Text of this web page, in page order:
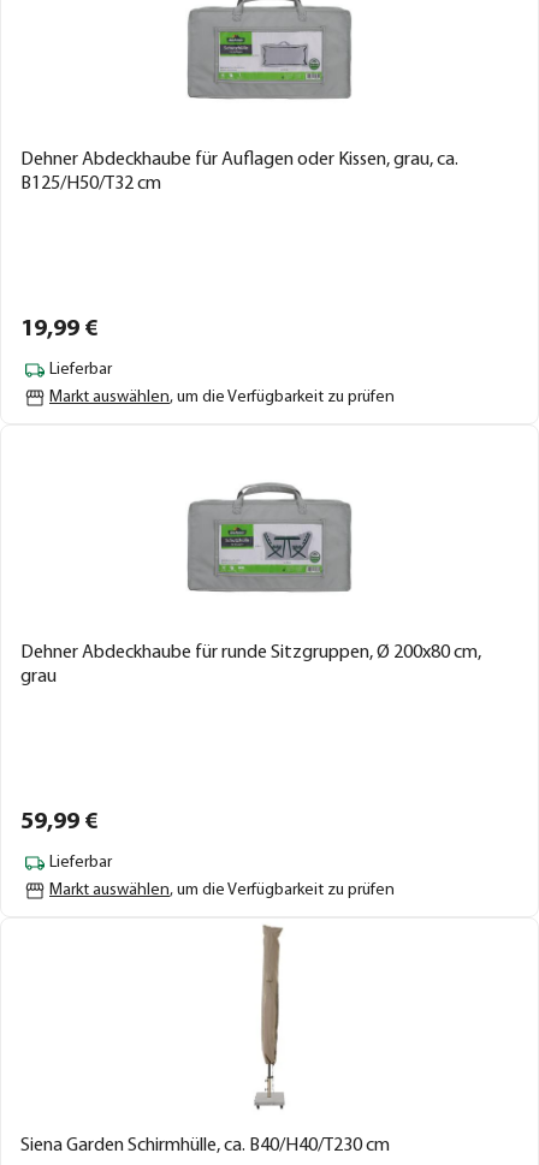
Dehner Abdeckhaube für Auflagen oder Kissen, grau, ca.
B125/H50/T32 cm
19,99 €
Lieferbar
Markt auswählen, um die Verfügbarkeit zu prüfen
Dehner Abdeckhaube für runde Sitzgruppen, Ø 200x80 cm,
grau
59,99 €
Lieferbar
Markt auswählen, um die Verfügbarkeit zu prüfen
Siena Garden Schirmhülle, ca. B40/H40/T230 cm